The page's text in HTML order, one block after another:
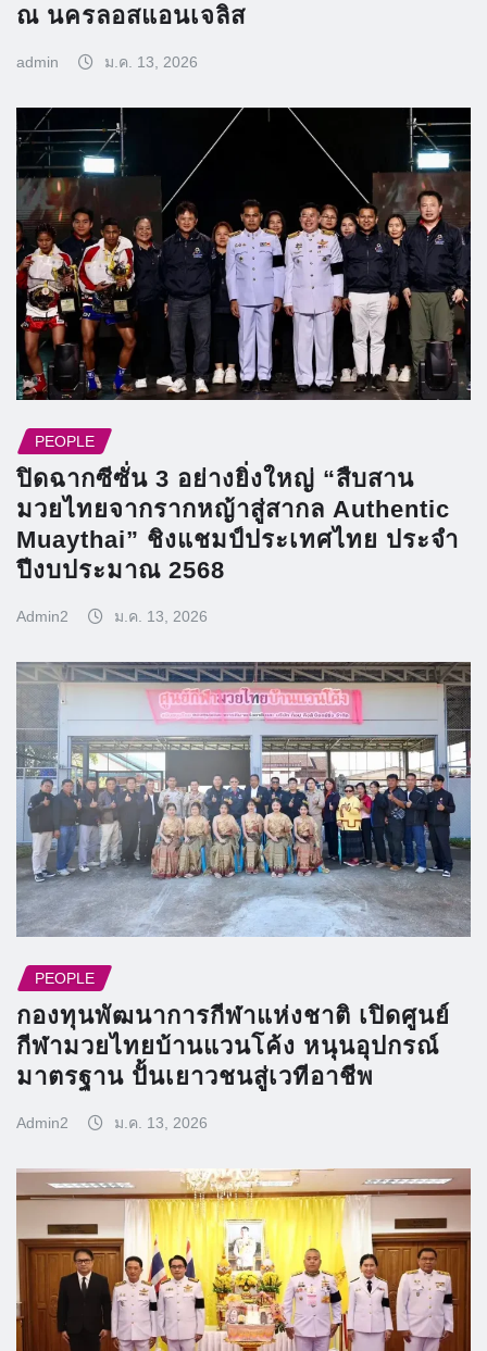
ณ นครลอสแอนเจลิส
admin ม.ค. 13, 2026
PEOPLE
ปิดฉากซีซั่น 3 อย่างยิ่งใหญ่ “สืบสาน
มวยไทยจากรากหญ้าสู่สากล Authentic
Muaythai” ชิงแชมป์ประเทศไทย ประจำ
ปีงบประมาณ 2568
Admin2 ม.ค. 13, 2026
PEOPLE
กองทุนพัฒนาการกีฬาแห่งชาติ เปิดศูนย์
กีฬามวยไทยบ้านแวนโค้ง หนุนอุปกรณ์
มาตรฐาน ปั้นเยาวชนสู่เวทีอาชีพ
Admin2 ม.ค. 13, 2026